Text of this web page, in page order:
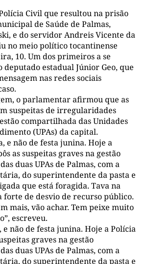
Civil que resultou na prisão
de Saúde de Palmas,
e do servidor Andreis Vicente da
no meio político tocantinense
10. Um dos primeiros a se
estadual Júnior Geo, que
nas redes sociais
o parlamentar afirmou que as
suspeitas de irregularidades
compartilhada das Unidades
(UPAs) da capital.
e não de festa junina. Hoje a
as suspeitas graves na gestão
duas UPAs de Palmas, com a
do superintendente da pasta e
que está foragida. Tava na
forte de desvio de recurso público.
mais, vão achar. Tem peixe muito
escreveu.
não de festa junina. Hoje a Polícia
graves na gestão
duas UPAs de Palmas, com a
do superintendente da pasta e